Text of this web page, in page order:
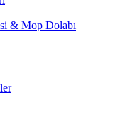
& Mop Dolabı